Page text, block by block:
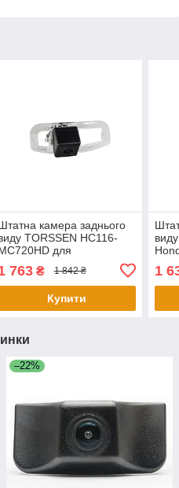
камера заднього
TORSSEN HC116-
для
седан, 12.2007
2010;
763₴ 1 842 ₴
Купити
1
–22%